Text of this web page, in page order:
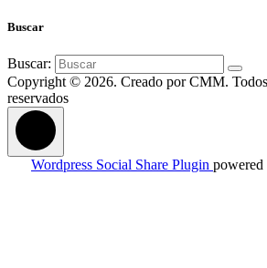
Buscar
Buscar:
Copyright © 2026. Creado por CMM.
reservados
Wordpress Social Share Plugin